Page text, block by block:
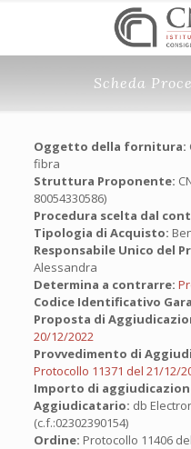
Scheda
Oggetto della fornitura:
fibra
Struttura Proponente:
80054330586)
Procedura scelta dal
Tipologia di Acquisto:
Responsabile Unico del
Alessandra
Determina a contrarre:
Codice Identificativo Gara
Proposta di
20/12/2022
Provvedimento di
Protocollo 11371 del 21/12/
Importo di
Aggiudicatario: db
(c.f.:02302390154)
Ordine: Protocollo 11406